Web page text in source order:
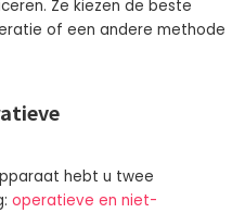
Ze kiezen de beste
of een andere methode
hebt u twee
operatieve en niet-